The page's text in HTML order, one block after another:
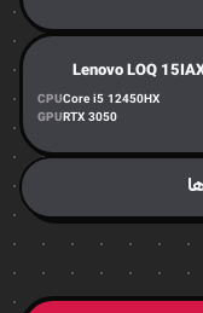
Lenovo LOQ
CPUCore i5 12450HX
GPURTX 3050